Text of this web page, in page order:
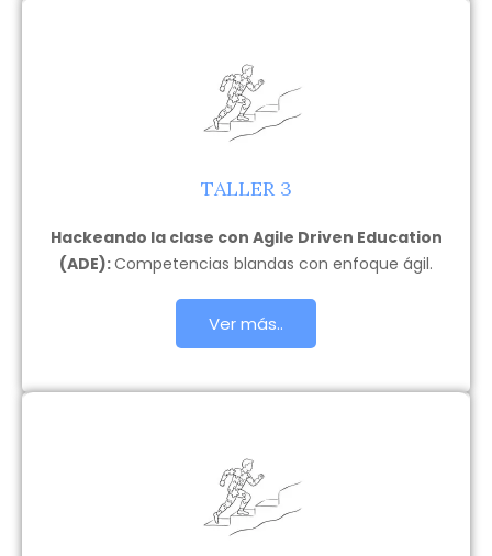
TALLER 3
Hackeando la clase con Agile Driven Education
(ADE):Competencias blandas con enfoque ágil.
Ver más..